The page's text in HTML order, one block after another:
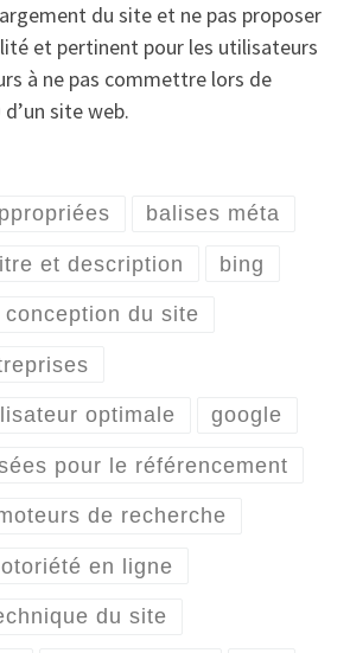
du site et ne pas proposer
et pertinent pour les utilisateurs
à ne pas commettre lors de
site web.
balises méta
et description bing
conception du site
optimale google
pour le référencement
de recherche
en ligne
du site